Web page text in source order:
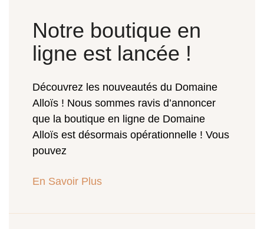
Notre boutique en
ligne est lancée !
Découvrez les nouveautés du Domaine
Alloïs ! Nous sommes ravis d’annoncer
que la boutique en ligne de Domaine
Alloïs est désormais opérationnelle ! Vous
pouvez
En Savoir Plus